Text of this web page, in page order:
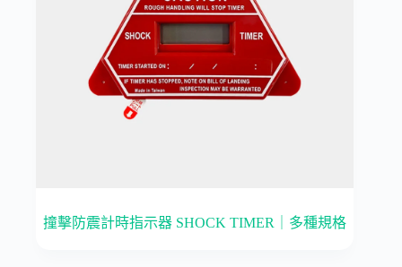
撞擊防震計時指示器 SHOCK TIMER｜多種規格